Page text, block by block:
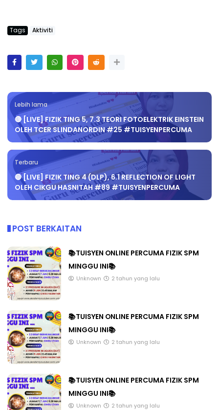
Tags Aktiviti
Lebih lama
🔴 [LIVE] FIZIK TING 5, 7.3 TEORI FOTOELEKTRIK EINSTEIN
OLEH TCER SLINDANORDIN #25 #TUISYENPERCUMA
Terbaru
🔴 [LIVE] FIZIK TING 4 (DLP), 6.1 REFLECTION OF LIGHT
OLEH CIKGU HASNITAH #89 #TUISYENPERCUMA
POST BERKAITAN
📚TUISYEN ONLINE PERCUMA FIZIK SPM
MINGGU INI📚
Unknown 2 tahun yang lalu
📚TUISYEN ONLINE PERCUMA FIZIK SPM
MINGGU INI📚
Unknown 2 tahun yang lalu
📚TUISYEN ONLINE PERCUMA FIZIK SPM
MINGGU INI📚
Unknown 2 tahun yang lalu